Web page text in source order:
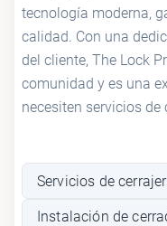
tecnología moderna,
calidad. Con una
del cliente, The Lock
comunidad y es una
necesiten servicios de
Servicios de
Instalación de